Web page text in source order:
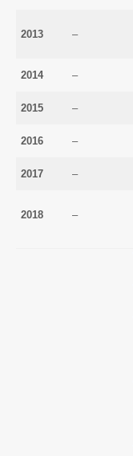
2013 –
2014 –
2015 –
2016 –
2017 –
2018 –